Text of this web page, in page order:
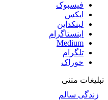
فیسبوک
ایکس
لینکداین
اینستاگرام
Medium
تلگرام
خوراک
تبلیغات متنی
زندگی سالم